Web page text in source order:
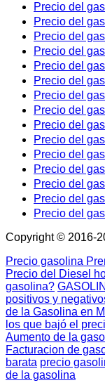
Precio del
Precio del
Precio del
Precio del
Precio del
Precio del
Precio del
Precio del
Precio del
Precio del
Precio del
Precio del
Precio del
Precio del
Precio del
Copyright © 2016-
Precio gasolina
Precio del Diesel
gasolina?
positivos y
de la Gasolina en
los que bajó el
Aumento de la
Facturacion de
barata precio
de la gasolina